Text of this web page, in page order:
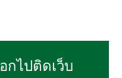
กไปติดเว็บ